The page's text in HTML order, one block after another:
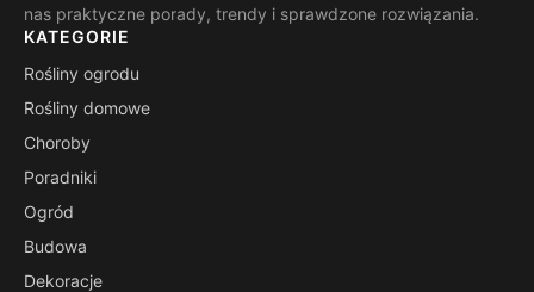
nas praktyczne porady, trendy i sprawdzone rozwiązania.
KATEGORIE
Rośliny ogrodu
Rośliny domowe
Choroby
Poradniki
Ogród
Budowa
Dekoracje